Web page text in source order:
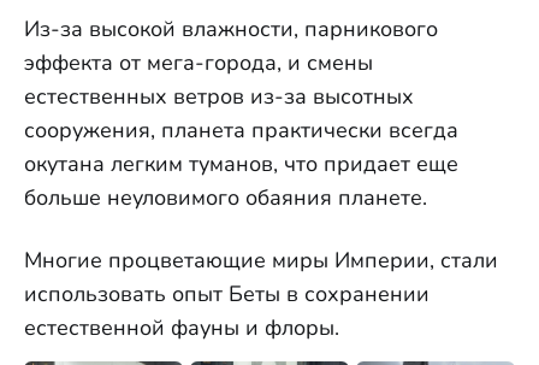
Из-за высокой влажности, парникового
эффекта от мега-города, и смены
естественных ветров из-за высотных
сооружения, планета практически всегда
окутана легким туманов, что придает еще
больше неуловимого обаяния планете.
Многие процветающие миры Империи, стали
использовать опыт Беты в сохранении
естественной фауны и флоры.